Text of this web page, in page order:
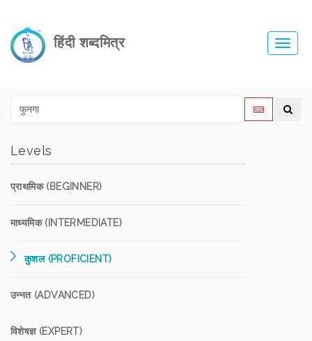
हिंदी शब्दमित्र
Levels
प्राथमिक (BEGINNER)
माध्यमिक (INTERMEDIATE)
कुशल (PROFICIENT)
उन्नत (ADVANCED)
विशेषज्ञ (EXPERT)